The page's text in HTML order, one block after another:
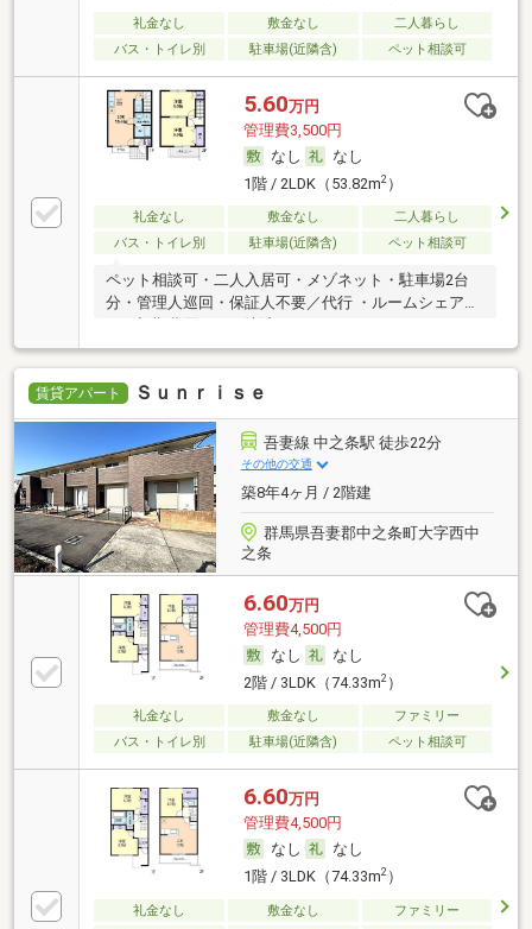
礼金なし 敷金なし
二人暮らし
バス・トイレ別
駐車場(近隣含) ペット相談可
5.60万円
管理費3,500円
なし
なし
1階 / 2LDK（53.82m2）
礼金なし 敷金なし
二人暮らし
バス・トイレ別
駐車場(近隣含) ペット相談可
ペット相談可・二人入居可・メゾネット・駐車場2台
分・管理人巡回・保証人不要／代行 ・ルームシェア
賃貸アパート Ｓｕｎｒｉｓｅ
吾妻線 中之条駅 徒歩22分
その他の交通
築8年4ヶ月 / 2階建
群馬県吾妻郡中之条町大字西中
之条
6.60万円
管理費4,500円
なし
なし
2階 / 3LDK（74.33m2）
礼金なし 敷金なし
ファミリー
バス・トイレ別
駐車場(近隣含) ペット相談可
6.60万円
管理費4,500円
なし
なし
1階 / 3LDK（74.33m2）
礼金なし 敷金なし
ファミリー